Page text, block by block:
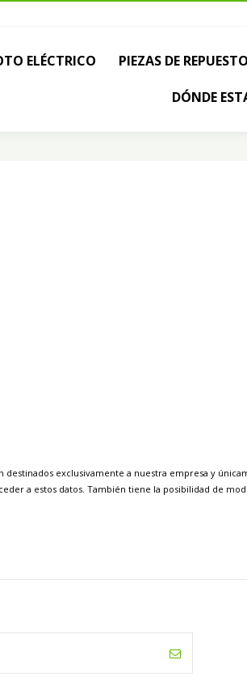
ELÉCTRICO PIEZAS DE
DÓNDE
exclusivamente a nuestra empresa y
a estos datos. También tiene la posibilidad de